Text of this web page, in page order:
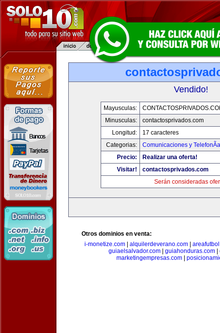
Vendido!
Mayusculas:
Minusculas:
contactosprivados.com
Longitud:
17 caracteres
Categorias:
Comunicaciones y TelefonÃ­a
Precio:
Realizar una oferta!
Visitar!
contactosprivados.com
Serán consideradas
Otros dominios en venta:
i-monetize.com
alquilerdeverano.com
guiaelsalvador.com| guiahonduras.com|
marketingempresas.com